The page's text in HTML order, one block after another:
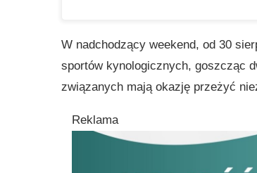
W nadchodzący weekend, od 30
sportów kynologicznych, goszcząc
związanych mają okazję przeżyć
Reklama